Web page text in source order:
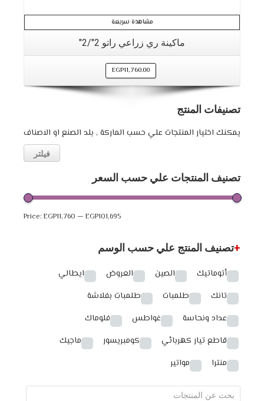
مشاهدة سريعة
ماكينة ري زراعي راتو 2″/2″
EGP11,760.00
تصنيفات المنتج
يمكنك اختيار المنتجات علي حسب الماركة , بلد الصنع او الاصناف
فيلتر
تصنيف المنتجات علي حسب السعر
Price: EGP11,760 — EGP101,695
تصنيف المنتج علي حسب الوسم+
أتوماتيك الصين العروض
ايطالي
تانك
طلمبات
طلمبات بفلاشة
عداد ونحاسة
غواطس
فلوماك
قاطع تيار كهربائي
كومبريسور
ماجيك
منترا
مواتير